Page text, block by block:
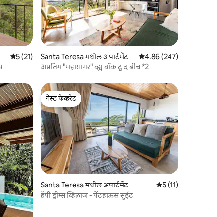
5 पैकी 5 सरासरी रेटिंग, 21 रिव्ह्यूज
5 (21)
Santa Teresa मधील अपार्टमेंट 5 पैकी 4.86 सरासरी रेटिंग,
4.86 (247)
अप्रतिम "महासागर" व्ह्यू वॉक टू द बीच *2
गेस्ट फेव्हरेट
गेस्ट फेव्हरेट
Santa Teresa मधील अपार्टमेंट 5 पैकी 5 सरासरी रेटिंग,
5 (11)
हॅपी ड्रीम्स व्हिलाज - पेंटहाऊस सुईट